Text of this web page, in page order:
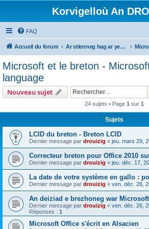
Korvigelloù An
FAQ
Accueil du forum Ar stlenneg hag ar yezhoù bihan er bed a-bezh
Microsoft et le breton -
language
Nouveau sujet
24 sujets • Page 1 sur 1
Sujets
LCID du breton - Breton LCID
Dernier message par drouizig « jeu. mars 29,
Correcteur breton pour Office 2010
Dernier message par drouizig « jeu. déc. 17,
La date de votre système en gallo :
Dernier message par drouizig « ven. déc. 26,
An deiziad e brezhoneg war
Dernier message par drouizig « ven. déc. 26,
Réponses : 1
Microsoft Office s'écrit en Alsacien